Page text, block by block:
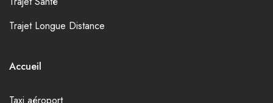
Trajet Longue Distance
Accueil